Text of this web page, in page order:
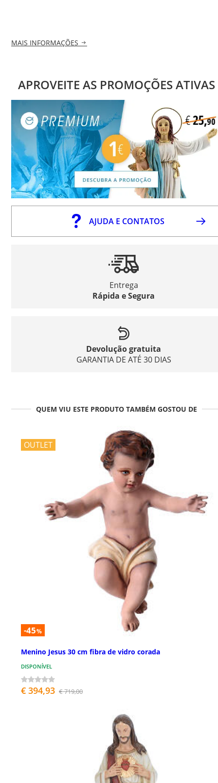
MAIS INFORMAÇÕES
APROVEITE AS PROMOÇÕES ATIVAS
AJUDA E CONTATOS
Entrega
Rápida e Segura
Devolução gratuita
GARANTIA DE ATÉ 30 DIAS
QUEM VIU ESTE PRODUTO TAMBÉM GOSTOU DE
OUTLET
-45%
Menino Jesus 30 cm fibra de vidro corada
DISPONÍVEL
€ 394,93 € 719,00